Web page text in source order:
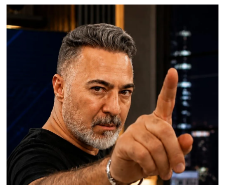
Sağlık
Savunma Sanayi
Seçim 2023
Teknoloji ve Bilim
Televizyon